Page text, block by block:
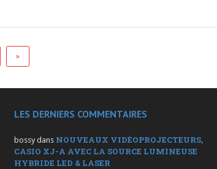
»
LES DERNIERS COMMENTAIRES
bossy dans NOUVEAUX VIDÉOPROJECTEURS,
CASIO XJ-A AVEC LA SOURCE LUMINEUSE
HYBRIDE LED & LASER